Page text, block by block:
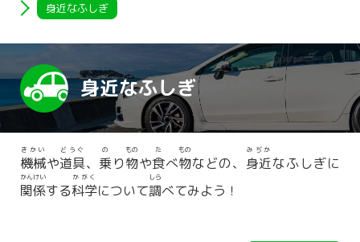
身近なふしぎ
身近なふしぎ
機械
きかい
や道具
どうぐ
、 乗
の
り物
もの
や食
た
べ物
もの
などの、 身近
みぢか
なふしぎに
関係
かんけい
する科学
かがく
について調
しら
べてみよう！